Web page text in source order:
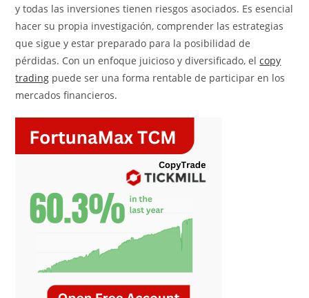
y todas las inversiones tienen riesgos asociados. Es esencial
hacer su propia investigación, comprender las estrategias
que sigue y estar preparado para la posibilidad de
pérdidas. Con un enfoque juicioso y diversificado, elcopy
trading puede ser una forma rentable de participar en los
mercados financieros.